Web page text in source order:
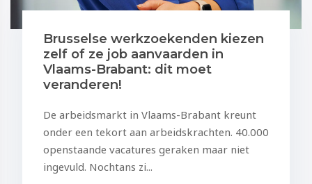
Brusselse werkzoekenden kiezen
zelf of ze job aanvaarden in
Vlaams-Brabant: dit moet
veranderen!
De arbeidsmarkt in Vlaams-Brabant kreunt
onder een tekort aan arbeidskrachten. 40.000
openstaande vacatures geraken maar niet
ingevuld. Nochtans zi...